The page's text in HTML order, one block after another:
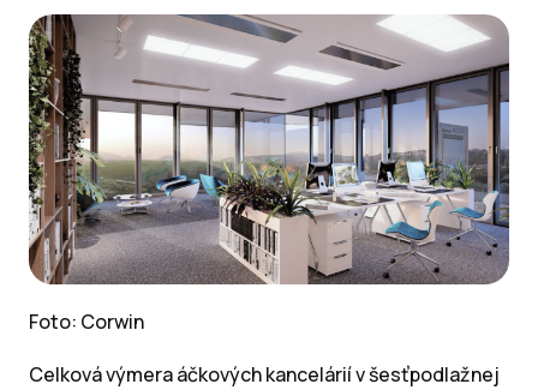
Foto: Corwin
Celková výmera áčkových kancelárií v šesťpodlažnej